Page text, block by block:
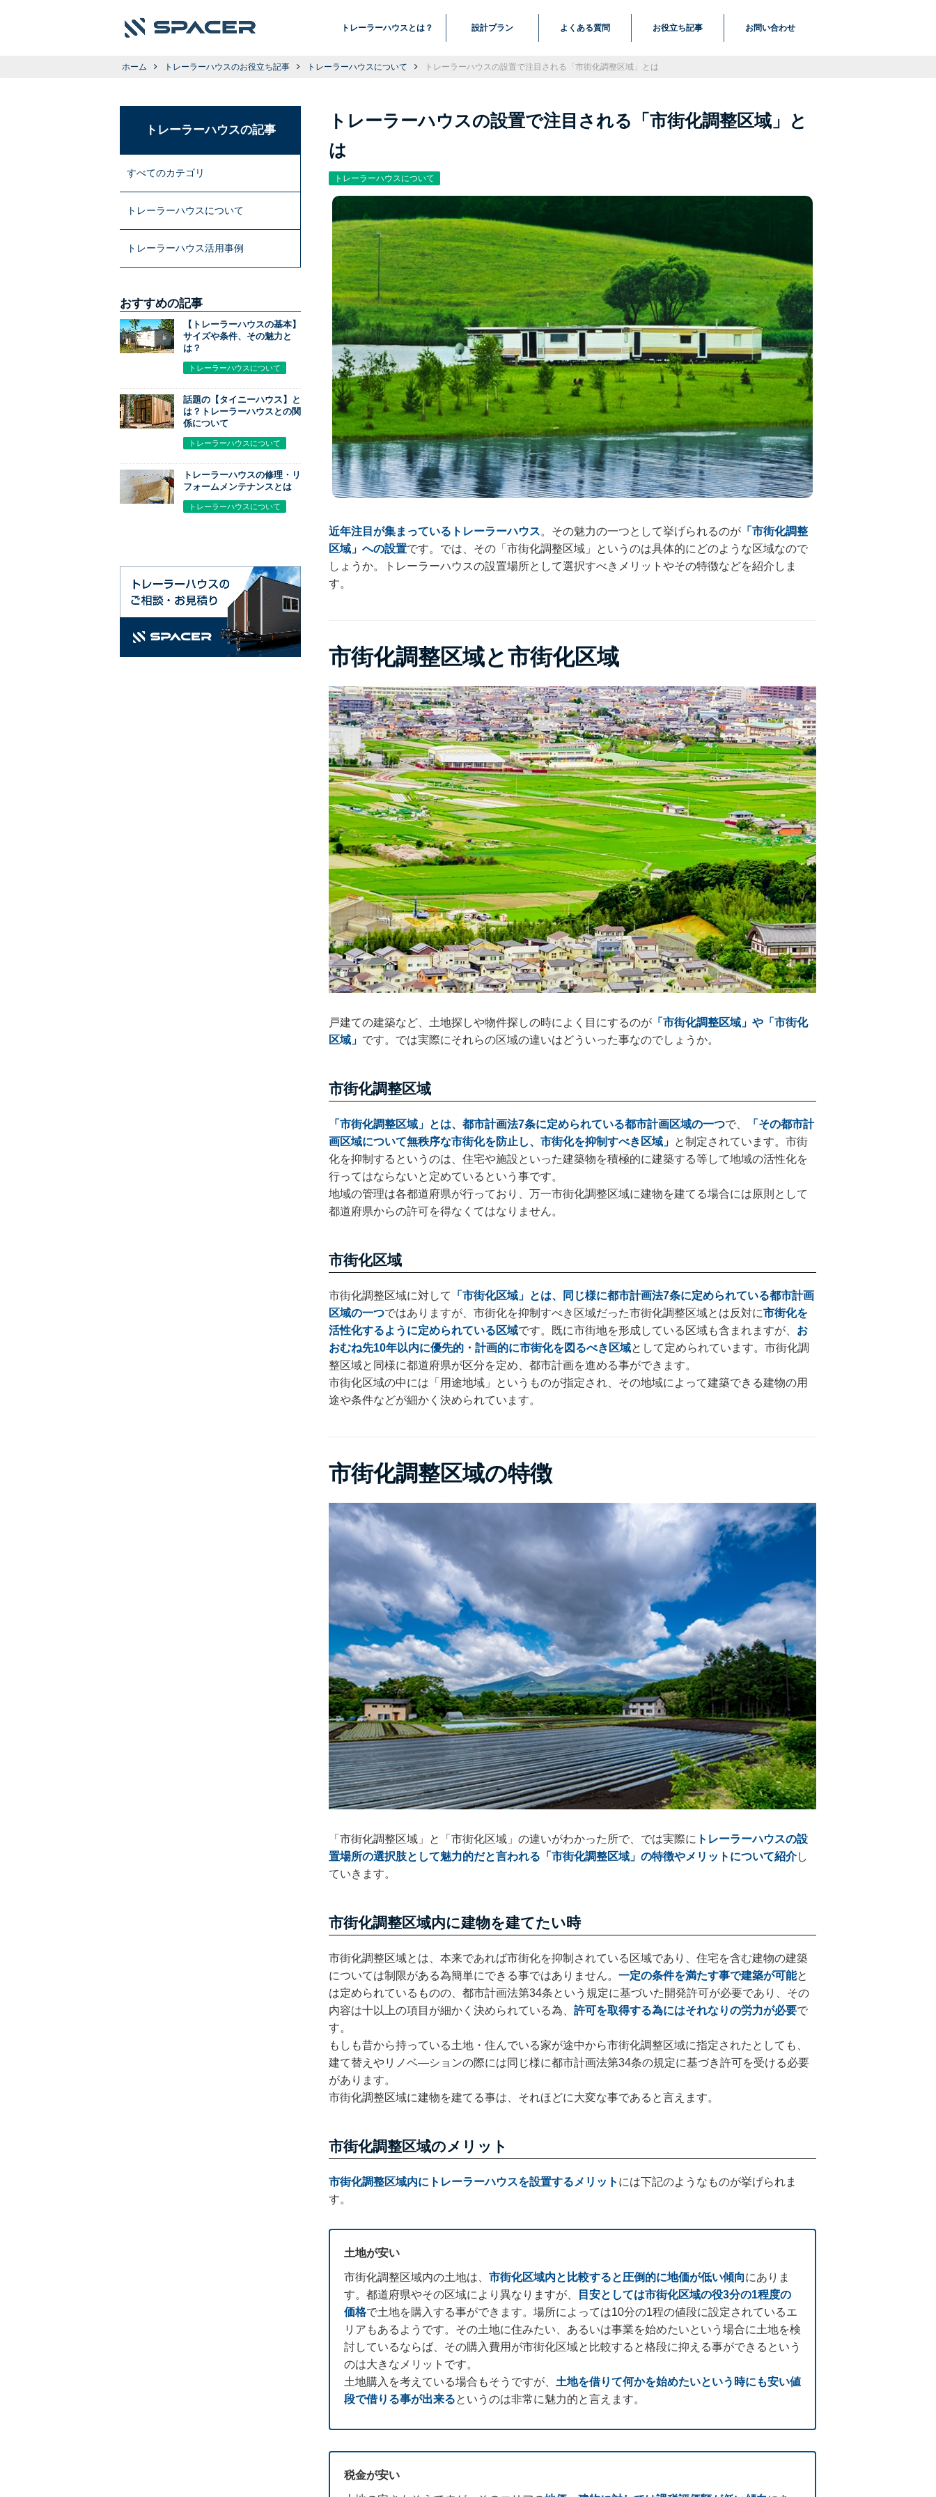
トレーラーハウスとは？ 設計プラン よくある質問 お役立ち記事 お問い合わせ
ホーム トレーラーハウスのお役立ち記事 トレーラーハウスについて トレーラーハウスの設置で注目される「市街化調整区域」とは
トレーラーハウスの設置で注目される「市街化調整区域」と
は
トレーラーハウスについて
近年注目が集まっているトレーラーハウス。その魅力の一つとして挙げられるのが 「市街化調整
区域」への設置です。では、その「市街化調整区域」というのは具体的にどのような区域なので
しょうか。トレーラーハウスの設置場所として選択すべきメリットやその特徴などを紹介しま
す。
市街化調整区域と市街化区域
戸建ての建築など、土地探しや物件探しの時によく目にするのが 「市街化調整区域」や「市街化
区域」 です。では実際にそれらの区域の違いはどういった事なのでしょうか。
市街化調整区域
「市街化調整区域」とは、都市計画法7条に定められている都市計画区域の一つで、
「その都市計
画区域について無秩序な市街化を防止し、市街化を抑制すべき区域」 と制定されています。市街
化を抑制するというのは、住宅や施設といった建築物を積極的に建築する等して地域の活性化を
行ってはならないと定めているという事です。
地域の管理は各都道府県が行っており、万一市街化調整区域に建物を建てる場合には原則として
都道府県からの許可を得なくてはなりません。
市街化区域
市街化調整区域に対して
「市街化区域」とは、同じ様に都市計画法7条に定められている都市計画
区域の一つではありますが、市街化を抑制すべき区域だった市街化調整区域とは反対に市街化を
活性化するように定められている区域です。既に市街地を形成している区域も含まれますが、 お
おむね先10年以内に優先的・計画的に市街化を図るべき区域として定められています。市街化調
整区域と同様に都道府県が区分を定め、都市計画を進める事ができます。
市街化区域の中には「用途地域」というものが指定され、その地域によって建築できる建物の用
途や条件などが細かく決められています。
市街化調整区域の特徴
「市街化調整区域」と「市街化区域」の違いがわかった所で、では実際に トレーラーハウスの設
置場所の選択肢として魅力的だと言われる「市街化調整区域」の特徴やメリットについて紹介し
ていきます。
市街化調整区域内に建物を建てたい時
市街化調整区域とは、本来であれば市街化を抑制されている区域であり、住宅を含む建物の建築
については制限がある為簡単にできる事ではありません。 一定の条件を満たす事で建築が可能と
は定められているものの、都市計画法第34条という規定に基づいた開発許可が必要であり、その
内容は十以上の項目が細かく決められている為、 許可を取得する為にはそれなりの労力が必要で
す。
もしも昔から持っている土地・住んでいる家が途中から市街化調整区域に指定されたとしても、
建て替えやリノベ―ションの際には同じ様に都市計画法第34条の規定に基づき許可を受ける必要
があります。
市街化調整区域に建物を建てる事は、それほどに大変な事であると言えます。
市街化調整区域のメリット
市街化調整区域内にトレーラーハウスを設置するメリット には下記のようなものが挙げられま
す。
土地が安い
市街化調整区域内の土地は、 市街化区域内と比較すると圧倒的に地価が低い傾向にありま
す。都道府県やその区域により異なりますが、
目安としては市街化区域の役3分の1程度の
価格で土地を購入する事ができます。場所によっては10分の1程の値段に設定されているエ
リアもあるようです。その土地に住みたい、あるいは事業を始めたいという場合に土地を検
討しているならば、その購入費用が市街化区域と比較すると格段に抑える事ができるという
のは大きなメリットです。
土地購入を考えている場合もそうですが、 土地を借りて何かを始めたいという時にも安い値
段で借りる事が出来るというのは非常に魅力的と言えます。
税金が安い
トレーラーハウスの記事
すべてのカテゴリ
トレーラーハウスについて
トレーラーハウス活用事例
おすすめの記事
【トレーラーハウスの基本】
サイズや条件、その魅力と
は？
トレーラーハウスについて
話題の【タイニーハウス】と
は？トレーラーハウスとの関
係について
トレーラーハウスについて
トレーラーハウスの修理・リ
フォームメンテナンスとは
トレーラーハウスについて